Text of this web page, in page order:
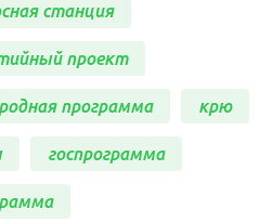
станция
проект
программа крю
госпрограмма